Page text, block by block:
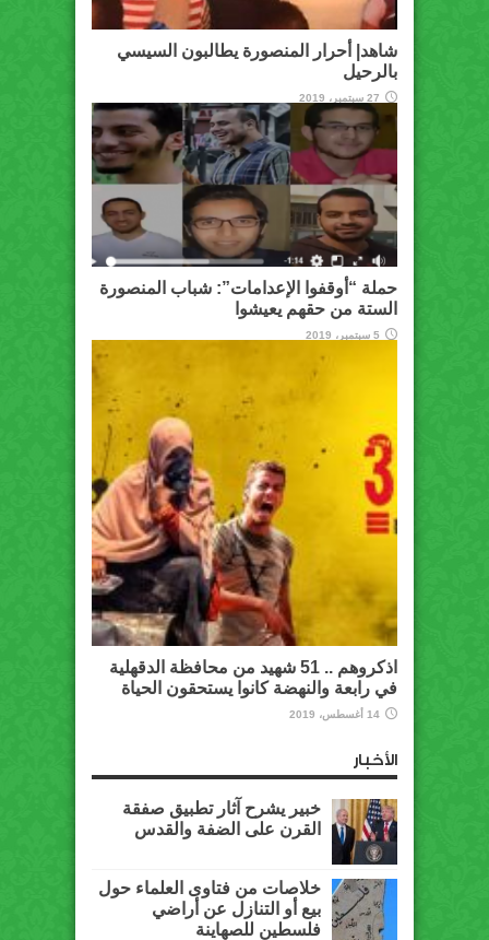
شاهد| أحرار المنصورة يطالبون السيسي
بالرحيل
27 سبتمبر، 2019
حملة “أوقفوا الإعدامات”: شباب المنصورة
الستة من حقهم يعيشوا
5 سبتمبر، 2019
اذكروهم .. 51 شهيد من محافظة الدقهلية
في رابعة والنهضة كانوا يستحقون الحياة
14 أغسطس، 2019
الأخبار
خبير يشرح آثار تطبيق صفقة
القرن على الضفة والقدس
خلاصات من فتاوى العلماء حول
بيع أو التنازل عن أراضي
فلسطين للصهاينة